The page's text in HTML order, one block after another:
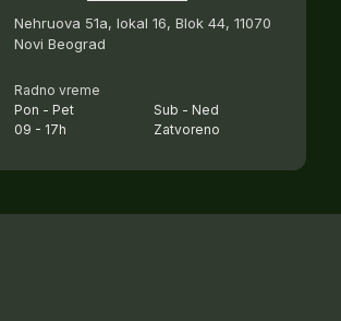
Nehruova 51a, lokal 16, Blok 44, 11070
Novi Beograd
Radno vreme
Pon - Pet
09 - 17h
Sub - Ned
Zatvoreno